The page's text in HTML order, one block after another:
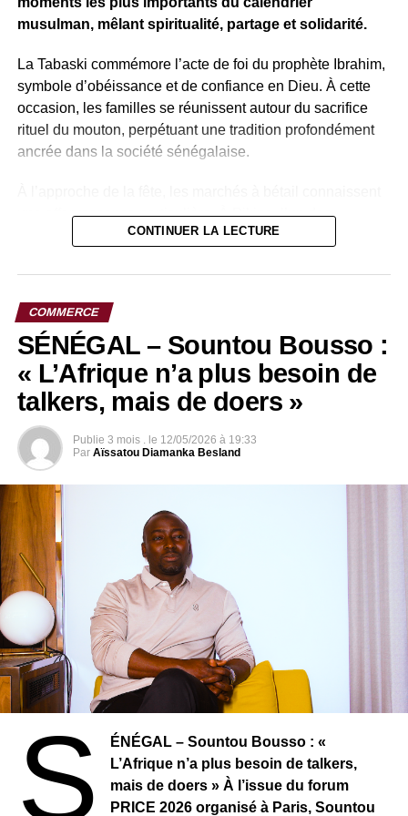
redressement engagé par le gouvernement suit une
musulman, mêlant spiritualité, partage et solidarité.
La Tabaski commémore l’acte de foi du prophète Ibrahim,
symbole d’obéissance et de confiance en Dieu. À cette
occasion, les familles se réunissent autour du sacrifice
rituel du mouton, perpétuant une tradition profondément
ancrée dans la société sénégalaise.
une effervescence particulière. À Pikine, l’un des
principaux pôles commerciaux de la banlieue dakaroise,
une ambiance animée. Les enclos se remplissent de
moutons venus de différentes régions du pays, tandis que
les familles s’activent pour trouver l’animal qui
accompagnera cette célébration.
Parmi les acteurs engagés dans ces préparatifs figurent
Hamza Thiam et Mame Biram Diouf, deux vendeurs de
moutons bien connus à Pikine. Depuis plusieurs
semaines, ils sont mobilisés pour répondre à la forte
demande. Accueil des clients, conseils sur le choix des
bêtes, entretien des animaux et organisation de la vente :
période cruciale.
Pour ces commerçants, la Tabaski représente bien plus
qu’une activité économique. C’est également un moment
CONTINUER LA LECTURE
COMMERCE
SÉNÉGAL – Sountou Bousso :
« L’Afrique n’a plus besoin de
talkers, mais de doers »
Publie 3 mois . le 12/05/2026 à 19:33
Par Aïssatou Diamanka Besland
S
ÉNÉGAL – Sountou Bousso : «
L’Afrique n’a plus besoin de talkers,
mais de doers » À l’issue du forum
PRICE 2026 organisé à Paris, Sountou